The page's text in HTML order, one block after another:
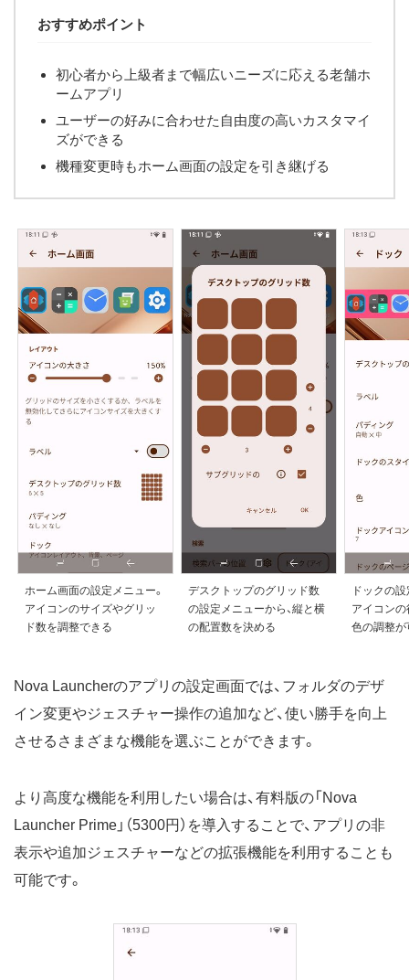
おすすめポイント
初心者から上級者まで幅広いニーズに応える老舗ホ
ームアプリ
ユーザーの好みに合わせた自由度の高いカスタマイ
ズができる
機種変更時もホーム画面の設定を引き継げる
ホーム画面の設定メニュー。
アイコンのサイズやグリッ
ド数を調整できる
デスクトップのグリッド数
の設定メニューから、縦と横
の配置数を決める
ドックの
アイコンの
色の調整が
Nova Launcherのアプリの設定画面では、フォルダのデザ
イン変更やジェスチャー操作の追加など、使い勝手を向上
させるさまざまな機能を選ぶことができます。
より高度な機能を利用したい場合は、有料版の「Nova
Launcher Prime」（5300円）を導入することで、アプリの非
表示や追加ジェスチャーなどの拡張機能を利用することも
可能です。